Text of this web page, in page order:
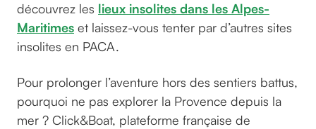
découvrez les lieux insolites dans les Alpes-
Maritimes et laissez-vous tenter par d’autres sites
insolites en PACA.
Pour prolonger l’aventure hors des sentiers battus,
pourquoi ne pas explorer la Provence depuis la
mer ? Click&Boat, plateforme française de